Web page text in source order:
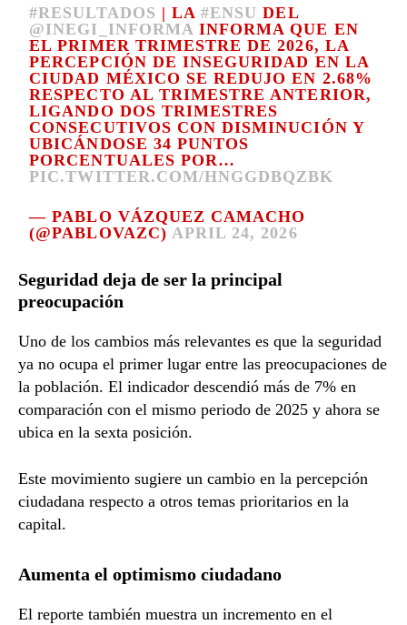
#RESULTADOS | LA#ENSU DEL
@INEGI_INFORMAINFORMA QUE EN
EL PRIMER TRIMESTRE DE 2026, LA
PERCEPCIÓN DE INSEGURIDAD EN LA
CIUDAD MÉXICO SE REDUJO EN 2.68%
RESPECTO AL TRIMESTRE ANTERIOR,
LIGANDO DOS TRIMESTRES
CONSECUTIVOS CON DISMINUCIÓN Y
UBICÁNDOSE 34 PUNTOS
PORCENTUALES POR…
PIC.TWITTER.COM/HNGGDBQZBK
— PABLO VÁZQUEZ CAMACHO
(@PABLOVAZC) APRIL 24, 2026
Seguridad deja de ser la principal
preocupación
Uno de los cambios más relevantes es que la seguridad
ya no ocupa el primer lugar entre las preocupaciones de
la población. El indicador descendió más de 7% en
comparación con el mismo periodo de 2025 y ahora se
ubica en la sexta posición.
Este movimiento sugiere un cambio en la percepción
ciudadana respecto a otros temas prioritarios en la
capital.
Aumenta el optimismo ciudadano
El reporte también muestra un incremento en el